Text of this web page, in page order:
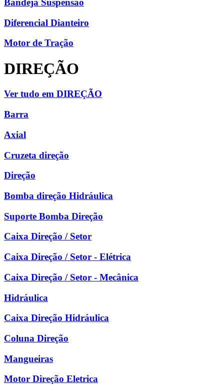
Bandeja Suspensão
Diferencial Dianteiro
Motor de Tração
DIREÇÃO
Ver tudo em DIREÇÃO
Barra
Axial
Cruzeta direção
Direção
Bomba direção Hidráulica
Suporte Bomba Direção
Caixa Direção / Setor
Caixa Direção / Setor - Elétrica
Caixa Direção / Setor - Mecânica
Hidráulica
Caixa Direção Hidráulica
Coluna Direção
Mangueiras
Motor Direção Eletrica